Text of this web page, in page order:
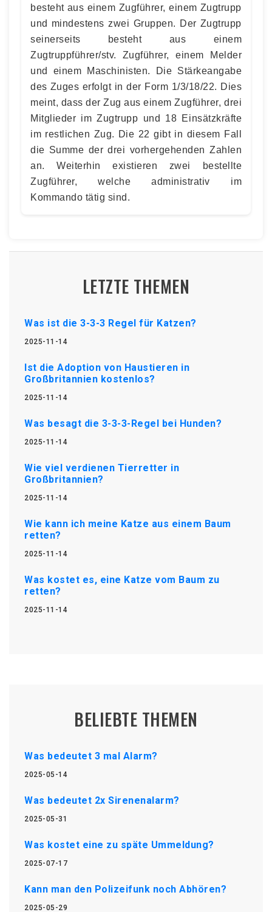
besteht aus einem Zugführer, einem Zugtrupp
und mindestens zwei Gruppen. Der Zugtrupp
seinerseits besteht aus einem
Zugtruppführer/stv. Zugführer, einem Melder
und einem Maschinisten. Die Stärkeangabe
des Zuges erfolgt in der Form 1/3/18/22. Dies
meint, dass der Zug aus einem Zugführer, drei
Mitglieder im Zugtrupp und 18 Einsätzkräfte
im restlichen Zug. Die 22 gibt in diesem Fall
die Summe der drei vorhergehenden Zahlen
an. Weiterhin existieren zwei bestellte
Zugführer, welche administrativ im
Kommando tätig sind.
LETZTE THEMEN
Was ist die 3-3-3 Regel für Katzen?
2025-11-14
Ist die Adoption von Haustieren in
Großbritannien kostenlos?
2025-11-14
Was besagt die 3-3-3-Regel bei Hunden?
2025-11-14
Wie viel verdienen Tierretter in
Großbritannien?
2025-11-14
Wie kann ich meine Katze aus einem Baum
retten?
2025-11-14
Was kostet es, eine Katze vom Baum zu
retten?
2025-11-14
BELIEBTE THEMEN
Was bedeutet 3 mal Alarm?
2025-05-14
Was bedeutet 2x Sirenenalarm?
2025-05-31
Was kostet eine zu späte Ummeldung?
2025-07-17
Kann man den Polizeifunk noch Abhören?
2025-05-29